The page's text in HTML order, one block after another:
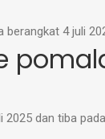
dan tiba